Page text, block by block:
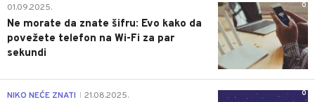
0
01.09.2025.
Ne morate da znate šifru: Evo kako da
povežete telefon na Wi-Fi za par
sekundi
0
NIKO NEĆE ZNATI 21.08.2025.